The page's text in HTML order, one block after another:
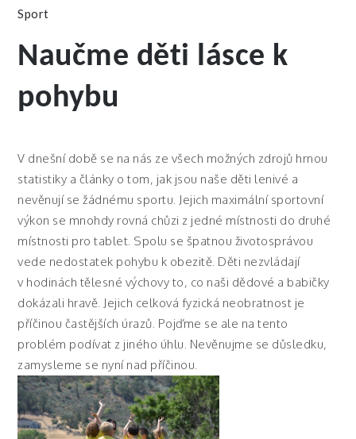
Sport
Naučme děti lásce k
pohybu
V dnešní době se na nás ze všech možných zdrojů hrnou
statistiky a články o tom, jak jsou naše děti lenivé a
nevěnují se žádnému sportu. Jejich maximální sportovní
výkon se mnohdy rovná chůzi z jedné místnosti do druhé
místnosti pro tablet. Spolu se špatnou životosprávou
vede nedostatek pohybu k obezitě. Děti nezvládají
v hodinách tělesné výchovy to, co naši dědové a babičky
dokázali hravě. Jejich celková fyzická neobratnost je
příčinou častějších úrazů. Pojďme se ale na tento
problém podívat z jiného úhlu. Nevěnujme se důsledku,
zamysleme se nyní nad příčinou.